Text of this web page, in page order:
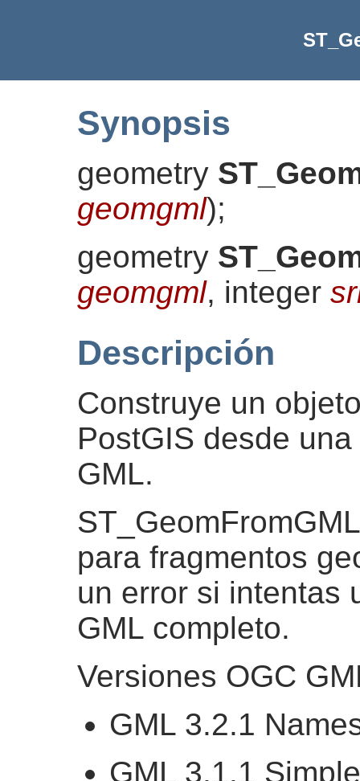
Synopsis
geometry
geomgml);
geometry
geomgml, integer
Descripción
Construye un
PostGIS desde
GML.
para fragmentos
un error si intentas
GML completo.
Versiones OGC
GML 3.2.1
GML 3.1.1